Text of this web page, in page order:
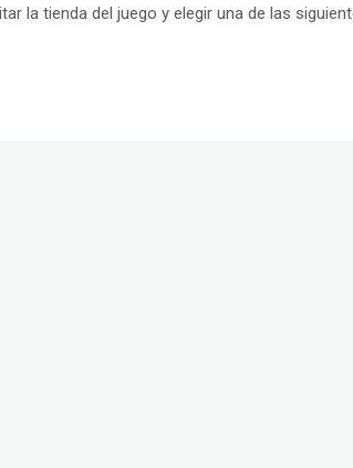
la tienda del juego y elegir una de las